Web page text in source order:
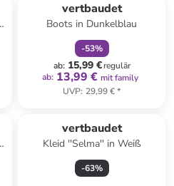
vertbaudet
Boots in Dunkelblau
-53%
ab: 15,99 €regulär
ab: 13,99 € mit family
UVP: 29,99 €*
vertbaudet
Kleid ''Selma'' in Weiß
-63%